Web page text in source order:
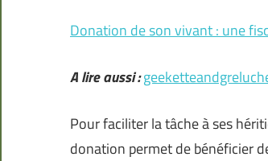
Donation de son vivant : une
A lire aussi :
Pour faciliter la tâche à ses
donation permet de bénéficier